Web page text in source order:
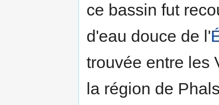
ce bassin fut
d'eau douce de l'
trouvée entre les
la région de